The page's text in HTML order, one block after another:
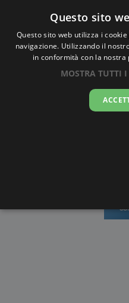
Ora
Questo sito
Questo sito web utilizza i
navigazione. Utilizzando il
in conformità con la nostra
MOSTRA TUTTI I